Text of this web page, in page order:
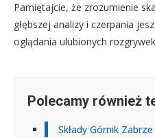
Pamiętajcie, że zrozumienie
głębszej analizy i czerpania
oglądania ulubionych
Polecamy również
Składy Górnik